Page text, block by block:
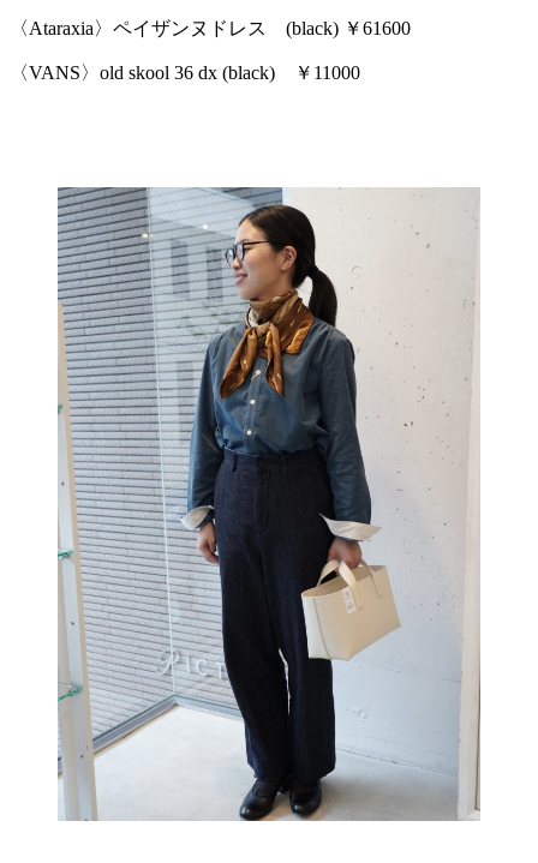
〈Ataraxia〉ペイザンヌドレス (black) ￥61600
〈VANS〉old skool 36 dx (black) ￥11000